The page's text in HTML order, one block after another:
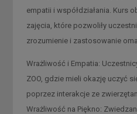
empatii i współdziałania. Kurs
zajęcia, które pozwoliły
zrozumienie i zastosowanie
Wrażliwość i Empatia:
ZOO, gdzie mieli okazję uczyć
poprzez interakcje ze
Wrażliwość na Piękno: